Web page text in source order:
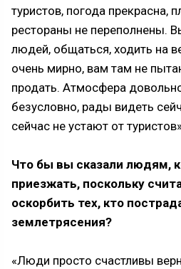
туристов, погода прекрасна,
рестораны не переполнены.
людей, общаться, ходить на
очень мирно, вам там не
продать. Атмосфера
безусловно, рады видеть
сейчас не устают от
Что бы вы сказали людям,
приезжать, поскольку
оскорбить тех, кто
землетрясения?
«Люди просто счастливы